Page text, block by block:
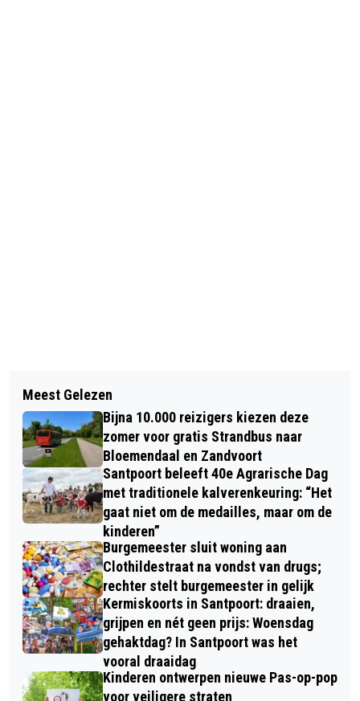
SUMMERPARTY TREKT BEZOEKERS
VAN ALLE LEEFTIJDEN NAAR DE
KOEPEL HAARLEM
TWEE DAGEN GEEN TREINEN TUSSEN
HAARLEM EN ZANDVOORT DOOR
WERKZAAMHEDEN AAN HET SPOOR
Meest Gelezen
Bijna 10.000 reizigers kiezen deze
zomer voor gratis Strandbus naar
Bloemendaal en Zandvoort
Santpoort beleeft 40e Agrarische Dag
met traditionele kalverenkeuring: “Het
gaat niet om de medailles, maar om de
kinderen”
Burgemeester sluit woning aan
Clothildestraat na vondst van drugs;
rechter stelt burgemeester in gelijk
Kermiskoorts in Santpoort: draaien,
grijpen en nét geen prijs: Woensdag
gehaktdag? In Santpoort was het
vooral draaidag
Kinderen ontwerpen nieuwe Pas-op-pop
voor veiligere straten